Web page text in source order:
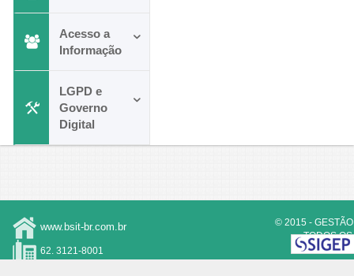
Acesso a
Informação
LGPD e
Governo
Digital
www.bsit-br.com.br
62. 3121-8001
© 2015 -
TODOS